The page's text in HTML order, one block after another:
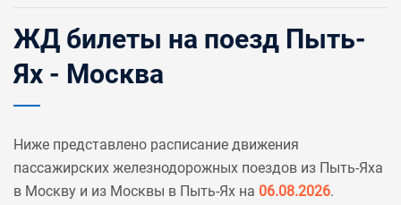
ЖД билеты на поезд Пыть-
Ях - Москва
Ниже представлено расписание движения
пассажирских железнодорожных поездов из Пыть-Яха
в Москву и из Москвы в Пыть-Ях на 06.08.2026.